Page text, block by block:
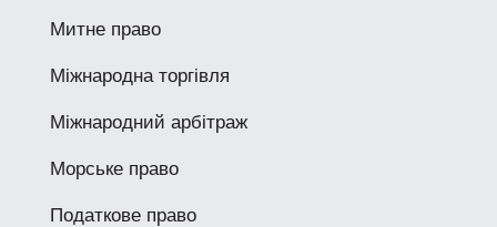
Митне право
Міжнародна торгівля
Міжнародний арбітраж
Морське право
Податкове право